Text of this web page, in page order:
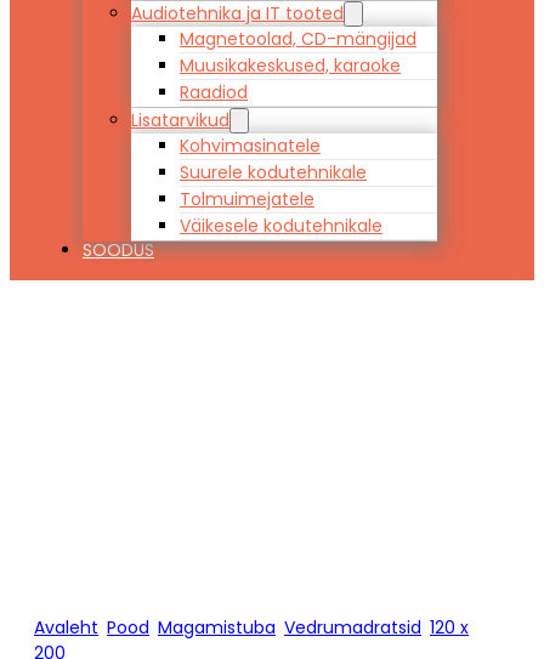
Audiotehnika ja IT tooted
Magnetoolad, CD-mängijad
Muusikakeskused, karaoke
Raadiod
Lisatarvikud
Kohvimasinatele
Suurele kodutehnikale
Tolmuimejatele
Väikesele kodutehnikale
SOODUS
Avaleht Pood Magamistuba Vedrumadratsid 120 x
200